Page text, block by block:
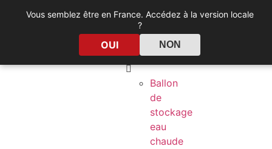
Solaire
thermique
collectif
Ballon
de
stockage
eau
chaude
Vous semblez être en France. Accédez à la version locale
?
OUI NON